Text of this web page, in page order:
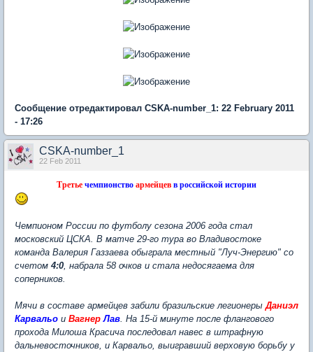
Сообщение отредактировал CSKA-number_1: 22 February 2011
- 17:26
CSKA-number_1
22 Feb 2011
Третье чемпионство армейцев в российской истории
Чемпионом России по футболу сезона 2006 года стал
московский ЦСКА. В матче 29-го тура во Владивостоке
команда Валерия Газзаева обыграла местный "Луч-Энергию" со
счетом 4:0, набрала 58 очков и стала недосягаема для
соперников.
Мячи в составе армейцев забили бразильские легионерыДаниэл
Карвальо и Вагнер Лав. На 15-й минуте после флангового
прохода Милоша Красича последовал навес в штрафную
дальневосточников, и Карвальо, выигравший верховую борьбу у